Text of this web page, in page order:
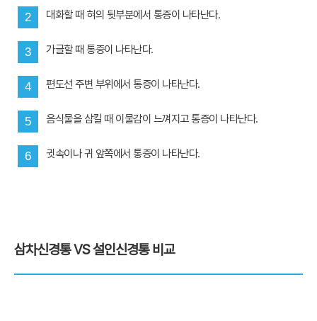
2 대화할 때 혀의 뒷부분에서 통증이 나타난다.
3 가글할 때 통증이 나타난다.
4 편도선 주변 부위에서 통증이 나타난다.
5 음식물을 삼킬 때 이물감이 느껴지고 통증이 나타난다.
6 귓속이나 귀 앞쪽에서 통증이 나타난다.
삼차신경통 VS 설인신경통 비교